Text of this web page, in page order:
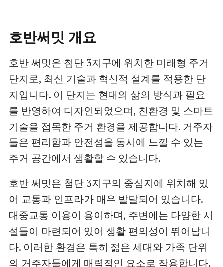
호반써밋 개요
호반 써밋은 첨단 3지구에 위치한 미래형 주거
단지로, 최신 기술과 혁신적 설계를 적용한 단
지입니다. 이 단지는 현대의 삶의 방식과 필요
를 반영하여 디자인되었으며, 친환경 및 스마트
기술을 접목한 주거 환경을 제공합니다. 거주자
들은 편리함과 안전성을 동시에 느낄 수 있는
주거 공간에서 생활할 수 있습니다.
호반 써밋은 첨단 3지구의 중심지에 위치해 있
어 교통과 인프라가 매우 발달되어 있습니다.
대중교통 이용이 용이하며, 주변에는 다양한 시
설들이 마련되어 있어 생활 편의성이 뛰어납니
다. 이러한 환경은 특히 젊은 세대와 가족 단위
의 거주자들에게 매력적인 요소로 작용합니다.